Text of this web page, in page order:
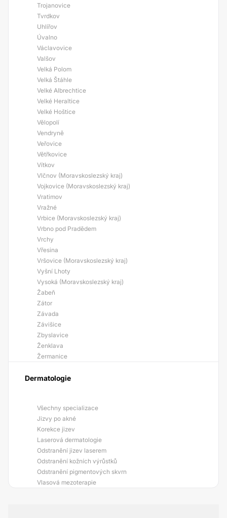
Trojanovice
Tvrdkov
Uhlířov
Úvalno
Václavovice
Valšov
Velká Polom
Velká Štáhle
Velké Albrechtice
Velké Heraltice
Velké Hoštice
Vělopolí
Vendryně
Veřovice
Větřkovice
Vítkov
Vlčnov (Moravskoslezský kraj)
Vojkovice (Moravskoslezský kraj)
Vratimov
Vražné
Vrbice (Moravskoslezský kraj)
Vrbno pod Pradědem
Vrchy
Vřesina
Vršovice (Moravskoslezský kraj)
Vyšní Lhoty
Vysoká (Moravskoslezský kraj)
Žabeň
Zátor
Závada
Závišice
Zbyslavice
Ženklava
Žermanice
Dermatologie
Všechny specializace
Jizvy po akné
Korekce jizev
Laserová dermatologie
Odstranění jizev laserem
Odstranění kožních výrůstků
Odstranění pigmentových skvrn
Vlasová mezoterapie